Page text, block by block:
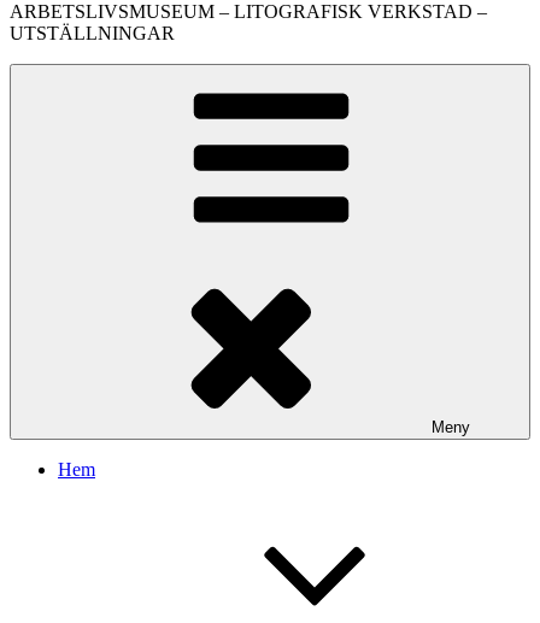
ARBETSLIVSMUSEUM – LITOGRAFISK VERKSTAD –
UTSTÄLLNINGAR
Meny
Hem